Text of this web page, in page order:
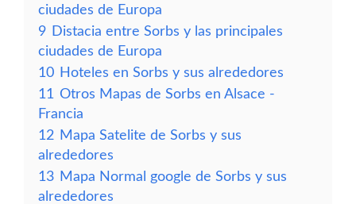
ciudades de Europa
9 Distacia entre Sorbs y las principales
ciudades de Europa
10 Hoteles en Sorbs y sus alrededores
11 Otros Mapas de Sorbs en Alsace -
Francia
12 Mapa Satelite de Sorbs y sus
alrededores
13 Mapa Normal google de Sorbs y sus
alrededores